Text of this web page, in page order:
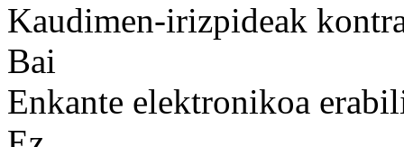
Kaudimen-irizpideak
Bai
Enkante elektronikoa